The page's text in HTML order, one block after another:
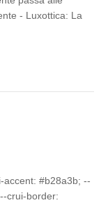
- Luxottica: La
accent: #b28a3b; --
crui-border: